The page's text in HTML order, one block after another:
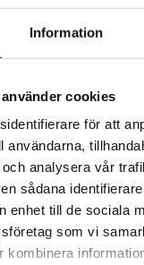
Information
cookies
för att
användarna,
analysera vår
sådana
enhet till de sociala
som vi
kombinera
företag som
verkan på de
av Frits Wolder
Medicinal Plant
Self